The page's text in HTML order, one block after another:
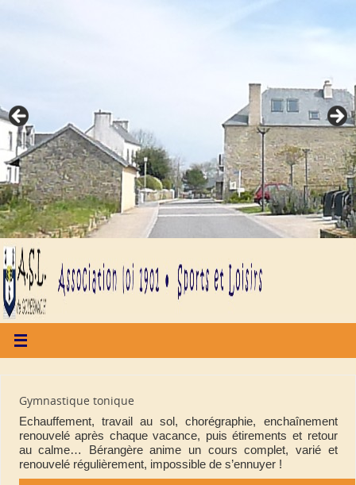
Gymnastique tonique
Echauffement, travail au sol, chorégraphie, enchaînement
renouvelé après chaque vacance, puis étirements et retour
au calme… Bérangère anime un cours complet, varié et
renouvelé régulièrement, impossible de s’ennuyer !